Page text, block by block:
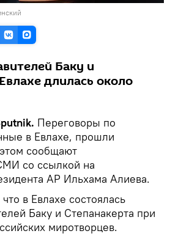
Баку и
длилась около
Переговоры по
в Евлахе, прошли
сообщают
со ссылкой на
АР Ильхама Алиева.
в Евлахе состоялась
Баку и Степанакерта при
миротворцев.